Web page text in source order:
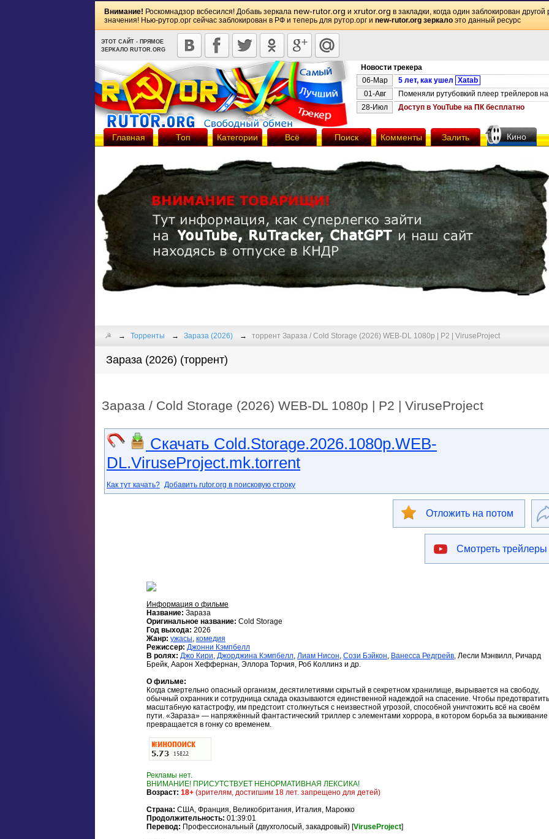
Внимание! Роскомнадзор всбесился! Добавь зеркала new-rutor.org и xrutor.org в закладки, когда один заблокирован
значения! Нью-рутор.орг сейчас заблокирован в РФ и теперь для рутор.орг и new-rutor.org зеркало это данный ресурс
ЭТОТ САЙТ - ПРЯМОЕ
ЗЕРКАЛО RUTOR.ORG
Новости трекера
06-Мар
5 лет, как ушел Xatab
01-Авг
Поменяли рутубовкий плеер трейлеров
28-Июл
Доступ в YouTube на ПК бесплатно
Главная Топ Категории Всё Поиск Комменты Залить Кино
☭ Торренты Зараза (2026) торрент Зараза / Cold Storage (2026) WEB-DL 1080p | P2 | ViruseProject
Зараза (2026) (торрент)
Зараза / Cold Storage (2026) WEB-DL 1080p | P2 | ViruseProject
Скачать Cold.Storage.2026.1080p.WEB-
DL.ViruseProject.mk.torrent
Как тут качать? Добавить rutor.org в поисковую строку
Отложить на потом
Смотреть трейлеры
Информация о фильме
Название: Зараза
Оригинальное название: Cold Storage
Год выхода: 2026
Жанр: ужасы, комедия
Режиссер: Джонни Кэмпбелл
В ролях: Джо Кири, Джорджина Кэмпбелл, Лиам Нисон, Сози Бэйкон, Ванесса Редгрейв, Лесли Мэнвилл, Ричард
Брейк, Аарон Хеффернан, Эллора Торчия, Роб Коллинз и др.
О фильме:
Когда смертельно опасный организм, десятилетиями скрытый в секретном хранилище, вырывается на свободу,
обычный охранник и сотрудница склада оказываются единственной надеждой на спасение. Чтобы предотвратить
масштабную катастрофу, им предстоит столкнуться с неизвестной угрозой, способной уничтожить всё на своём
пути. «Зараза» — напряжённый фантастический триллер с элементами хоррора, в котором борьба за выживание
превращается в гонку со временем.
Рекламы нет.
ВНИМАНИЕ! ПРИСУТСТВУЕТ НЕНОРМАТИВНАЯ ЛЕКСИКА!
Возраст: 18+ (зрителям, достигшим 18 лет. запрещено для детей)
Страна: США, Франция, Великобритания, Италия, Марокко
Продолжительность: 01:39:01
Перевод: Профессиональный (двухголосый, закадровый) [ViruseProject]